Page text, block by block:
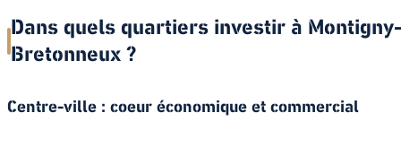
Dans quels quartiers investir à
Bretonneux ?
Centre-ville : coeur économique et commercial